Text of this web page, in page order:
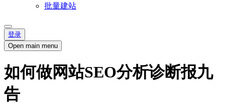
批量建站
登录
Open main menu
如何做网站SEO分析诊断报九
告